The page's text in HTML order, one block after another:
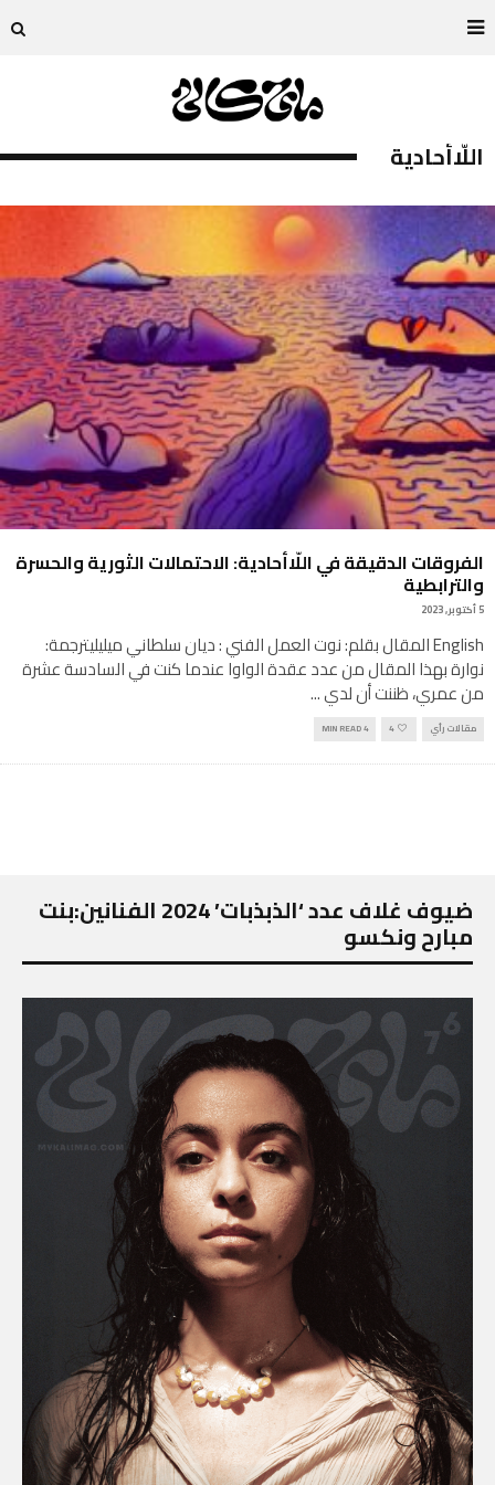
اللّاأحادية
الفروقات الدقيقة في اللّاأحادية: الاحتمالات الثورية والحسرة
والترابطية
5 أكتوبر, 2023
English المقال بقلم: نوت العمل الفني : ديان سلطاني ميليليترجمة:
نوارة بهذا المقال من عدد عقدة الواوا عندما كنت في السادسة عشرة
من عمري، ظننت أن لدي...
مقالات رأي 4
4 MIN READ
ضيوف غلاف عدد ‘الذبذبات’ 2024 الفنانين:بنت
مبارح ونكسو